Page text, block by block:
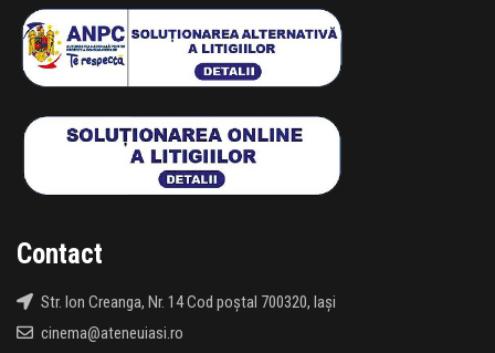
Contact
Str. Ion Creanga, Nr. 14 Cod poștal 700320, Iași
cinema@ateneuiasi.ro